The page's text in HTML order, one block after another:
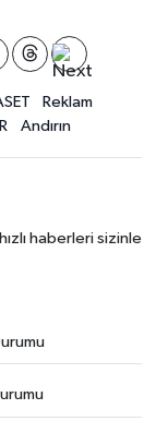
Reklam
Andırın
haberleri sizinle